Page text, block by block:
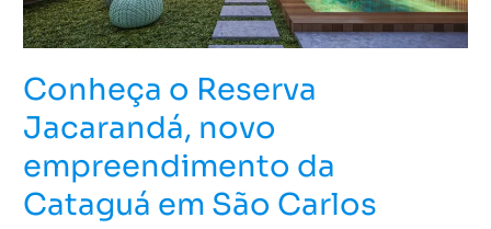
Conheça o Reserva
Jacarandá, novo
empreendimento da
Cataguá em São Carlos
em
Carlos